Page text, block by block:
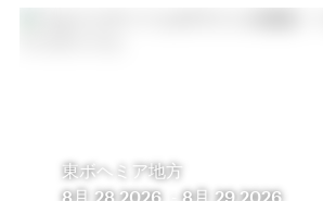
東ボヘミア地方
8月 28 2026
-8月 29 2026